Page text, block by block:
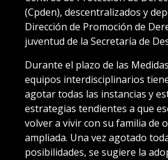
(Cpden), descentralizados y
Dirección de Promoción de
juventud de la Secretaría de
Durante el plazo de las
equipos interdisciplinarios
agotar todas las instancias y
estrategias tendientes a que
volver a vivir con su familia de
ampliada. Una vez agotado
posibilidades, se sugiere la